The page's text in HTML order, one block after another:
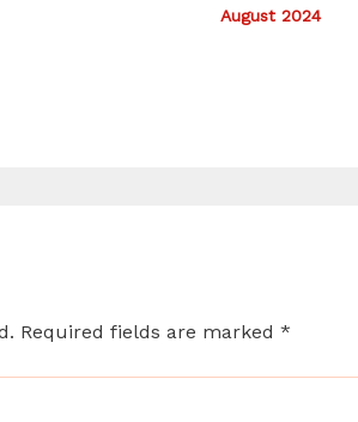
August 2024
Required fields are marked *